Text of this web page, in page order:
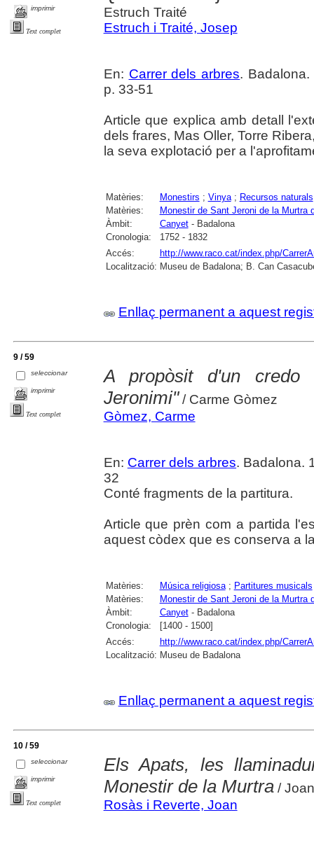
imprimir
Text complet
Estruch Traité
Estruch i Traité, Josep
En: Carrer dels arbres.
p. 33-51
Article que explica amb detall
dels frares, Mas Oller, Torre
la seva explotació per a
Matèries: Monestirs ; Vinya; Recursos naturals
Matèries:
Monestir de Sant Jeroni de la Murtra
Àmbit:
Canyet- Badalona
Cronologia:
1752 - 1832
Accés:
http://www.raco.cat/index.php/
Localització: Museu de Badalona; B. Can
Enllaç permanent a aquest
9 / 59
seleccionar
imprimir
Text complet
A propòsit d'un credo
Jeronimi"/ Carme Gòmez
Gòmez, Carme
En: Carrer dels arbres. Badalona.
32
Conté fragments de la partitura.
Article que prèn com a partida
aquest còdex que es conserva a
Matèries: Música religiosa; Partitures musicals
Matèries:
Monestir de Sant Jeroni de la Murtra
Àmbit:
Canyet- Badalona
Cronologia:
[1400 - 1500]
Accés:
http://www.raco.cat/index.php/
Localització: Museu de Badalona
Enllaç permanent a aquest
10 / 59
seleccionar
imprimir
Text complet
Els Apats, les
Monestir de la Murtra/
Rosàs i Reverte, Joan